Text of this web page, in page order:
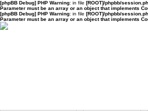
[phpBB Debug] PHP Warning: in file [ROOT]/phpbb/
Parameter must be an array or an object that implements
[phpBB Debug] PHP Warning: in file [ROOT]/phpbb/
Parameter must be an array or an object that implements